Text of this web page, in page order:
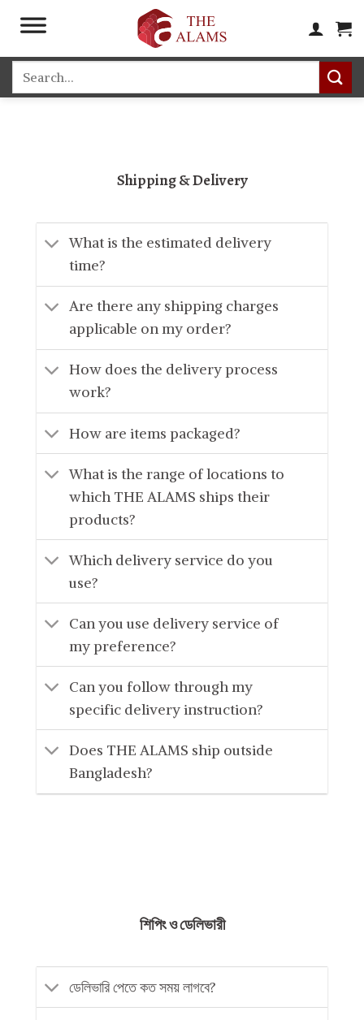
Shipping & Delivery
What is the estimated delivery
time?
Are there any shipping charges
applicable on my order?
How does the delivery process
work?
How are items packaged?
What is the range of locations to
which THE ALAMS ships their
products?
Which delivery service do you
use?
Can you use delivery service of
my preference?
Can you follow through my
specific delivery instruction?
Does THE ALAMS ship outside
Bangladesh?
শিপিং ও ডেলিভারী
ডেলিভারি পেতে কত সময় লাগবে?